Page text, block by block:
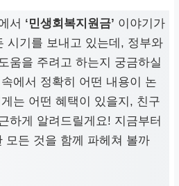
서 ‘민생회복지원금’ 이야기가
시기를 보내고 있는데, 정부와
움을 주려고 하는지 궁금하실
에서 정확히 어떤 내용이 논
는 어떤 혜택이 있을지, 친구
하게 알려드릴게요! 지금부터
모든 것을 함께 파헤쳐 볼까